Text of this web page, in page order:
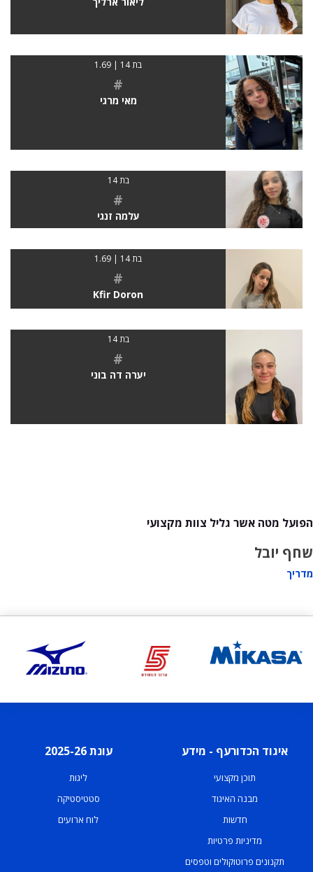
בת 14 | 1.69
#
מאי מרגי
בת 14
#
עלמה זנגי
בת 14 | 1.69
#
Kfir Doron
בת 14
#
יערה דה בוני
הפועל מטה אשר גליל צוות מקצועי
שחף יובל
מדריך
איגוד הכדורעף - מידע
תוכן מקצועי
מבנה האיגוד
חדשות
מדיניות פרטיות
תקנונים פרוטוקולים וטפסים
עונת 2025-26
ליגות
סטטיסטיקה
לוח ארועים